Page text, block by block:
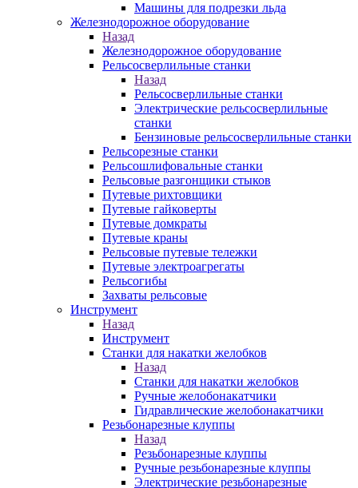
Машины для подрезки льда
Железнодорожное оборудование
Назад
Железнодорожное оборудование
Рельсосверлильные станки
Назад
Рельсосверлильные станки
Электрические рельсосверлильные
станки
Бензиновые рельсосверлильные станки
Рельсорезные станки
Рельсошлифовальные станки
Рельсовые разгонщики стыков
Путевые рихтовщики
Путевые гайковерты
Путевые домкраты
Путевые краны
Рельсовые путевые тележки
Путевые электроагрегаты
Рельсогибы
Захваты рельсовые
Инструмент
Назад
Инструмент
Станки для накатки желобков
Назад
Станки для накатки желобков
Ручные желобонакатчики
Гидравлические желобонакатчики
Резьбонарезные клуппы
Назад
Резьбонарезные клуппы
Ручные резьбонарезные клуппы
Электрические резьбонарезные